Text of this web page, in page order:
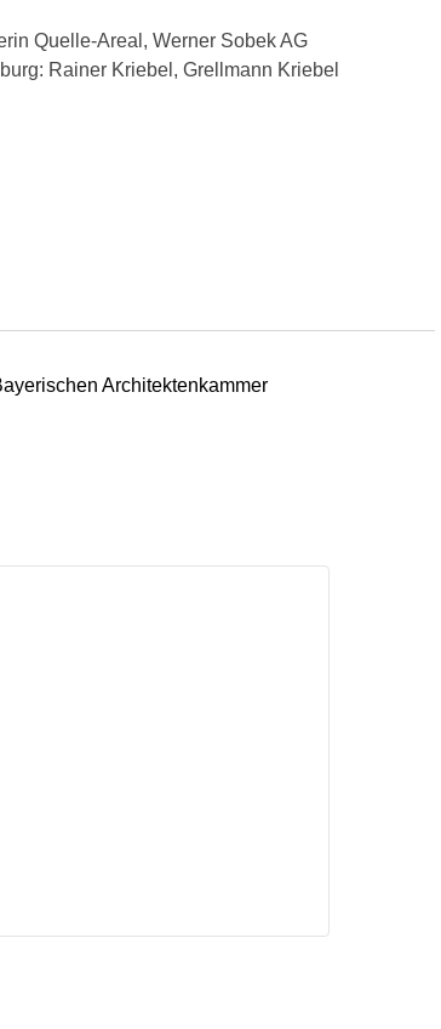
Quelle-Areal, Werner Sobek AG
Rainer Kriebel, Grellmann Kriebel
Architektenkammer